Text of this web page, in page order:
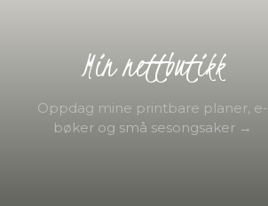
Min nettbutikk
Oppdag mine printbare planer, e-
bøker og små sesongsaker →